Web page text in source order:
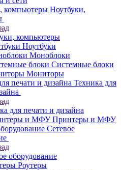
Ноутбуки,
компьютеры
Ноутбуки
Моноблоки
Системные блоки
Мониторы
Техника для
для печати и дизайна
Принтеры и МФУ
Сетевое
оборудование
Роутеры